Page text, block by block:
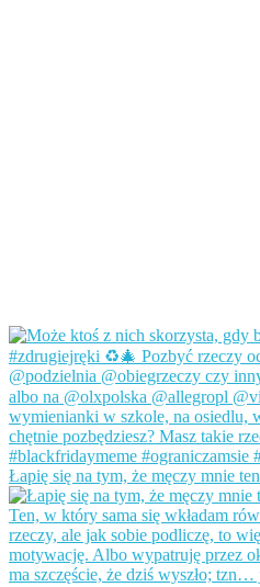
Łapię się na tym, że męczy mnie